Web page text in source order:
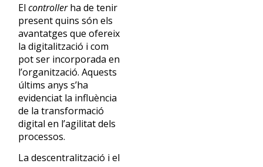
El controllerha de tenir
present quins són els
avantatges que ofereix
la digitalització i com
pot ser incorporada en
l’organització. Aquests
últims anys s’ha
evidenciat la influència
de la transformació
digital en l’agilitat dels
processos.
La descentralització i el